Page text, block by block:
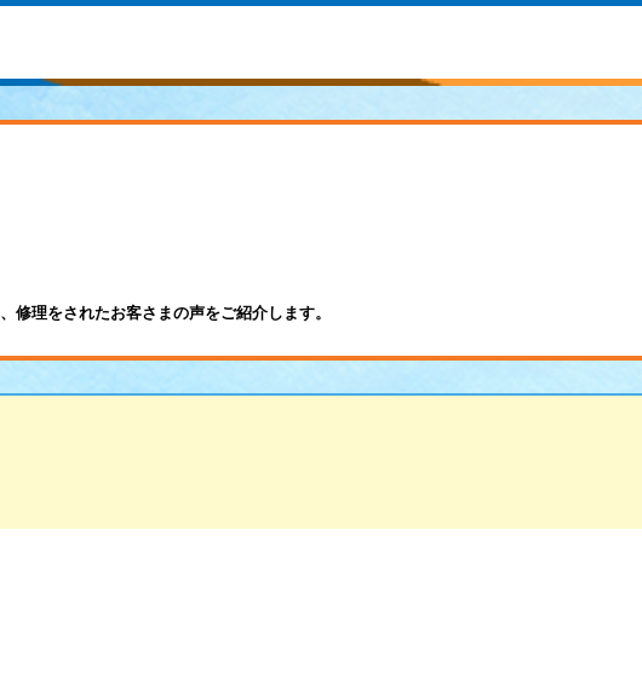
修理をされたお客さまの声をご紹介します。